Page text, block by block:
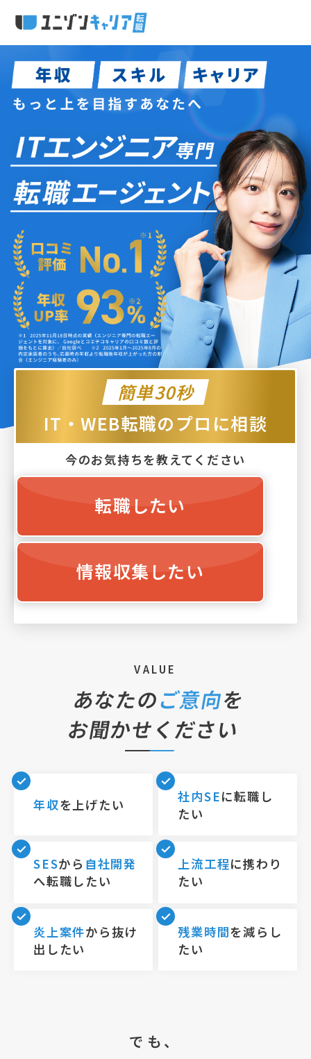
簡単30秒
IT・WEB転職のプロに相談
今のお気持ちを教えてください
転職したい
情報収集したい
VALUE
あなたのご意向を
お聞かせください
年収を上げたい 社内SEに転職し
たい
SESから 自社開発
へ転職したい
上流工程に携わり
たい
炎上案件から抜け
出したい
残業時間を減らし
たい
でも、